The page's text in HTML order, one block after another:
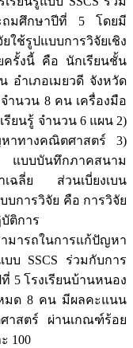
ถมศึกษาปีที่ 5 โดยมี
ช้รูปแบบการวิจัยเชิง
ครั้งนี้ คือ นักเรียนชั้น
อำเภอเมยวดี จังหวัด
ำนวน 8 คน เครื่องมือ
รียนรู้ จำนวน 6 แผน 2)
หาทางคณิตศาสตร์ 3)
บบบันทึกภาคสนาม
เฉลี่ย ส่วนเบี่ยงเบน
บการวิจัย คือ การวิจัย
ติการ
ารถในการแก้ปัญหา
บ SSCS ร่วมกับการ
5 โรงเรียนบ้านหนอง
มด 8 คน มีผลคะแนน
าสตร์ ผ่านเกณฑ์ร้อย
100